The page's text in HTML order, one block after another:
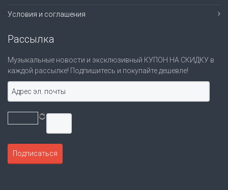
Условия и соглашения
Рассылка
Музыкальные новости и эксклюзивный КУПОН НА СКИДКУ в
каждой рассылке! Подпишитесь и покупайте дешевле!